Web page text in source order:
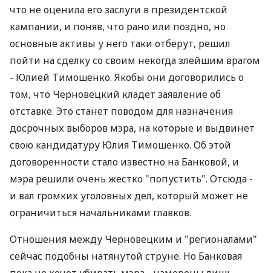
что не оценила его заслуги в президентской
кампании, и поняв, что рано или поздно, но
основные активы у него таки отберут, решил
пойти на сделку со своим некогда злейшим врагом
- Юлией Тимошенко. Якобы они договорились о
том, что Черновецкий кладет заявление об
отставке. Это станет поводом для назначения
досрочных выборов мэра, на которые и выдвинет
свою кандидатуру Юлия Тимошенко. Об этой
договоренности стало известно на Банковой, и
мэра решили очень жестко "попустить". Отсюда -
и вал громких уголовных дел, который может не
ограничиться начальниками главков.
Отношения между Черновецким и "регионалами"
сейчас подобны натянутой струне. Но Банковая